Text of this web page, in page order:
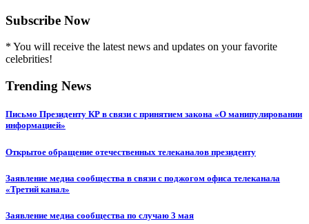
Subscribe Now
* You will receive the latest news and updates on your favorite
celebrities!
Trending News
Письмо Президенту КР в связи с принятием закона «О манипулировании
информацией»
Открытое обращение отечественных телеканалов президенту
Заявление медиа сообщества в связи с поджогом офиса телеканала
«Третий канал»
Заявление медиа сообщества по случаю 3 мая